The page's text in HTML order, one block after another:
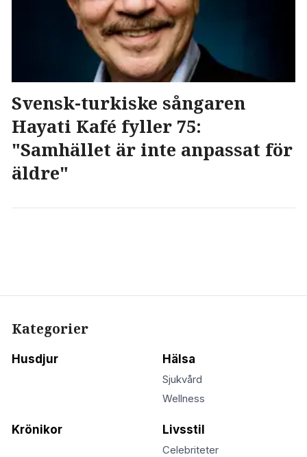
Svensk-turkiske sångaren
Hayati Kafé fyller 75:
"Samhället är inte anpassat för
äldre"
Kategorier
Husdjur Hälsa
Sjukvård
Wellness
Krönikor Livsstil
Celebriteter